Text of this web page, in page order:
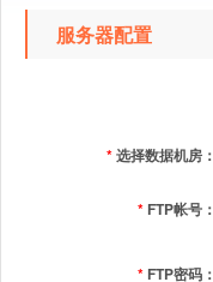
服务器配置
*选择数据机房：
* FTP帐号：
* FTP密码：